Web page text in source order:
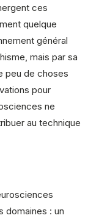
ces
quelque
général
mais par sa
peu de choses
pour
ne
au technique
domaines : un